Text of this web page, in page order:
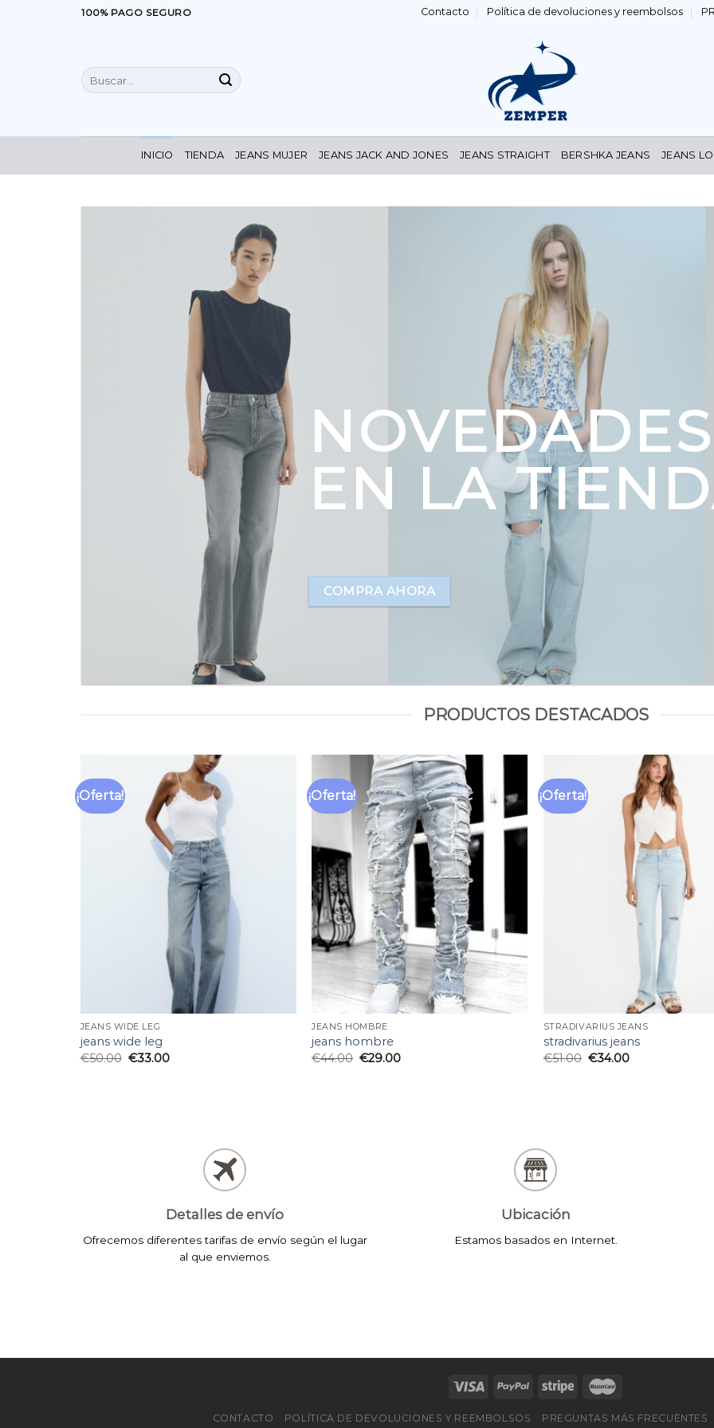
100% PAGO SEGURO Contacto Política de devoluciones y reembolsos
Buscar
por:
INICIO TIENDA JEANS MUJER JEANS JACK AND JONES JEANS STRAIGHT BERSHKA JEANS JEANS
NOVEDADES
EN LA
COMPRA AHORA
PRODUCTOS DESTACADOS
¡Oferta!
JEANS WIDE LEG
jeans wide leg
€50.00 €33.00
¡Oferta!
Añadir
a la
lista
de
JEANS HOMBRE
jeans hombre
€44.00 €29.00
¡Oferta!
STRADIVARIUS JEANS
stradivarius jeans
€51.00 €34.00
Detalles de envío
Ofrecemos diferentes tarifas de envío según el lugar
al que enviemos.
Ubicación
Estamos basados en Internet.
CONTACTO POLÍTICA DE DEVOLUCIONES Y REEMBOLSOS PREGUNTAS MÁS FRECUENTES